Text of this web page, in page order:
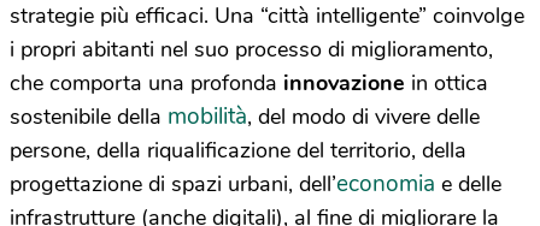
strategie più efficaci. Una “città intelligente” coinvolge
i propri abitanti nel suo processo di miglioramento,
che comporta una profonda innovazione in ottica
sostenibile della mobilità, del modo di vivere delle
persone, della riqualificazione del territorio, della
progettazione di spazi urbani, dell’economia e delle
infrastrutture (anche digitali), al fine di migliorare la